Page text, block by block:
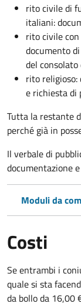
rito civile di
italiani:
rito civile
documento
del
rito religioso:
e richiesta di
Tutta la restante
perché già in
Il verbale di
documentazione
Moduli da
Costi
Se entrambi i
quale si sta
da bollo da 16,00